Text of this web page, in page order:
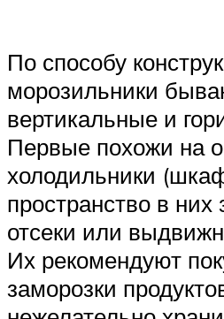
По способу
морозильники
вертикальные и
Первые похожи на
холодильники
пространство в
отсеки или
Их рекомендуют
заморозки